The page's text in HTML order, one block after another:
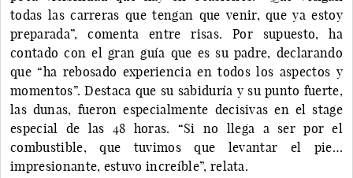
todas las carreras que tengan que venir, que ya estoy
preparada”, comenta entre risas. Por supuesto, ha
contado con el gran guía que es su padre, declarando
que “ha rebosado experiencia en todos los aspectos y
momentos”. Destaca que su sabiduría y su punto fuerte,
las dunas, fueron especialmente decisivas en el stage
especial de las 48 horas. “Si no llega a ser por el
combustible, que tuvimos que levantar el pie…
impresionante, estuvo increíble”, relata.